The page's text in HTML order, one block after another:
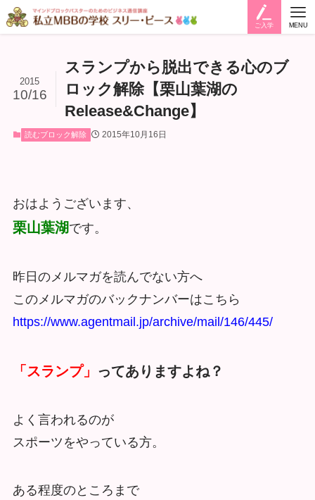
ご入学 MENU
スランプから脱出できる心のブ
ロック解除【栗山葉湖の
Release&Change】
2015
10/16
読むブロック解除 2015年10月16日
おはようございます、
栗山葉湖です。
昨日のメルマガを読んでない方へ
このメルマガのバックナンバーはこちら
https://www.agentmail.jp/archive/mail/146/445/
「スランプ」 ってありますよね？
よく言われるのが
スポーツをやっている方。
ある程度のところまで